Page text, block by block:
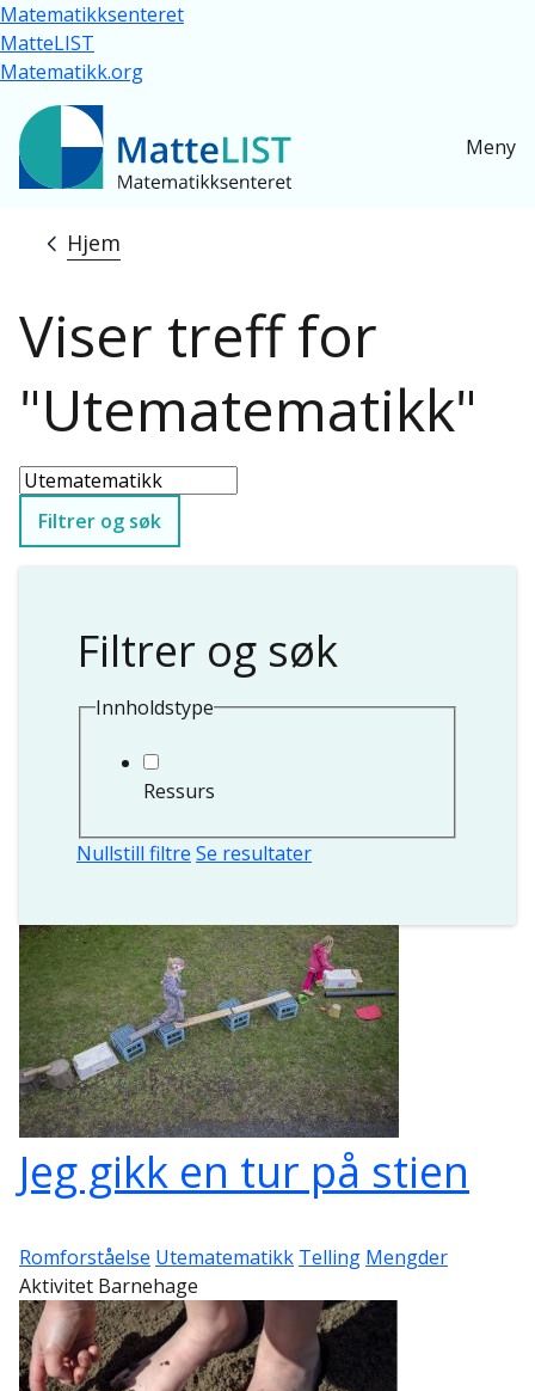
Hopp til hovedinnhold
Matematikksenteret
MatteLIST
Matematikk.org
Meny
Navigasjonssti
Hjem
Viser treff for
"Utematematikk"
Filtrer og søk
Filtrer og søk
Innholdstype
Ressurs
Nullstill filtre Se resultater
Jeg gikk en tur på stien
Romforståelse Utematematikk Telling Mengder
Aktivitet Barnehage